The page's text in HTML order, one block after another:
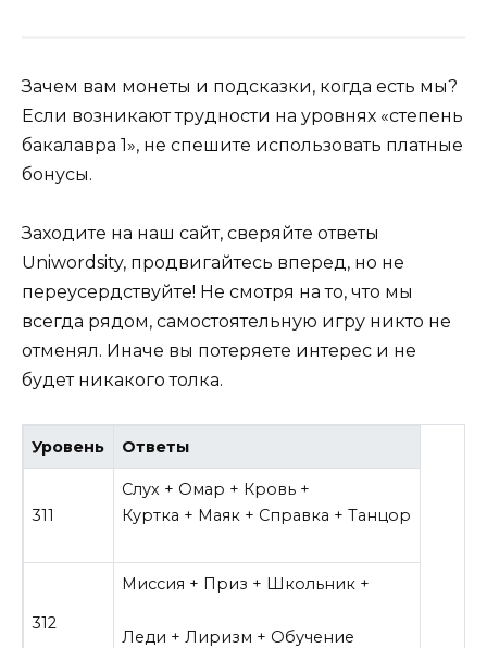
Зачем вам монеты и подсказки, когда есть мы?
Если возникают трудности на уровнях «степень
бакалавра 1», не спешите использовать платные
бонусы.
Заходите на наш сайт, сверяйте ответы
Uniwordsity, продвигайтесь вперед, но не
переусердствуйте! Не смотря на то, что мы
всегда рядом, самостоятельную игру никто не
отменял. Иначе вы потеряете интерес и не
будет никакого толка.
Уровень Ответы
311
Слух + Омар + Кровь +
Куртка + Маяк + Справка + Танцор
312
Миссия + Приз + Школьник +
Леди + Лиризм + Обучение